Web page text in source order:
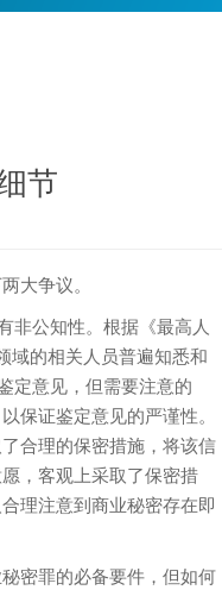
节
大争议。
公知性。根据《最高人
域的相关人员普遍知悉和
定意见，但需要注意的
保证鉴定意见的严谨性。
合理的保密措施，将该信
，客观上采取了保密措
理注意到商业秘密存在即
密罪的必备要件，但如何